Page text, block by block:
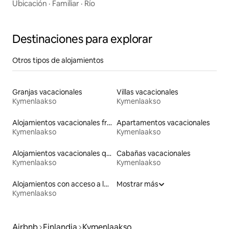
Ubicación · Familiar · Río
Destinaciones para explorar
Otros tipos de alojamientos
Granjas vacacionales
Kymenlaakso
Villas vacacionales
Kymenlaakso
Alojamientos vacacionales frente a la playa
Kymenlaakso
Apartamentos vacacionales
Kymenlaakso
Alojamientos vacacionales que admiten mascotas
Kymenlaakso
Cabañas vacacionales
Kymenlaakso
Alojamientos con acceso a la playa
Kymenlaakso
Mostrar más